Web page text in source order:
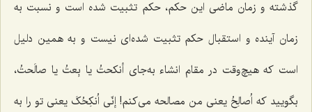
گذشته و زمان ماضی این حکم، حکم تثبیت شده است و نسبت به
زمان آینده و استقبال حکم تثبیت شده‌ای نیست و به همین دلیل
است که هیچ‌وقت در مقام انشاء به‌جای أنکحتُ یا بِعتُیا صالَحتُ،
بگویید که اُصالِحُ یعنی من مصالحه می‌کنم! إنّی اُنکِحُکَ یعنی تو را به